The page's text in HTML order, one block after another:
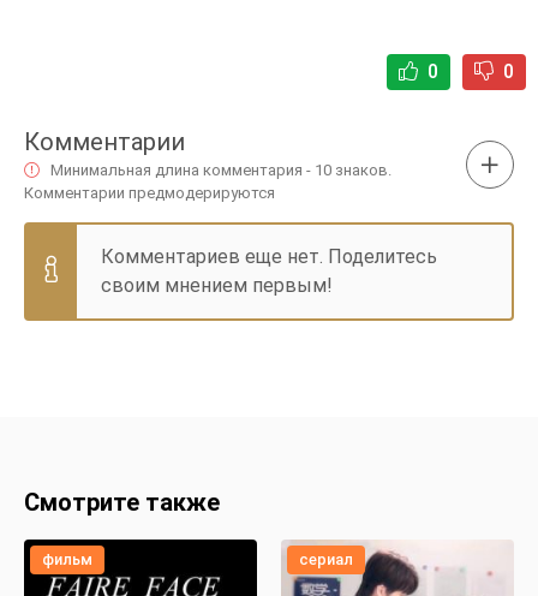
0 0
Комментарии
Минимальная длина комментария - 10 знаков.
Комментарии предмодерируются
Комментариев еще нет. Поделитесь
своим мнением первым!
Смотрите также
фильм сериал